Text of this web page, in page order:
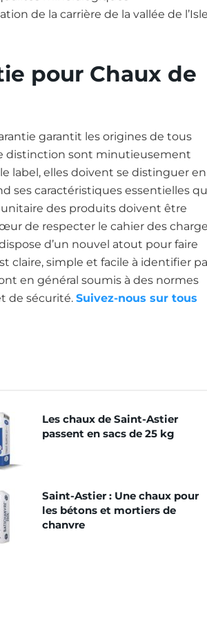
de la carrière de la vallée de
pour Chaux de
garantit les origines de tous
distinction sont minutieusement
label, elles doivent se distinguer en
ses caractéristiques essentielles
des produits doivent être
de respecter le cahier des
d’un nouvel atout pour faire
claire, simple et facile à identifier
en général soumis à des normes
de sécurité. Suivez-nous sur tous
Les chaux de Saint-Astier
passent en sacs de 25 kg
Saint-Astier : Une chaux pour
les bétons et mortiers de
chanvre